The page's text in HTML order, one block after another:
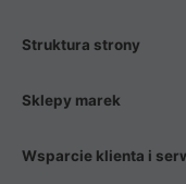
Struktura strony
Sklepy marek
Wsparcie klienta i